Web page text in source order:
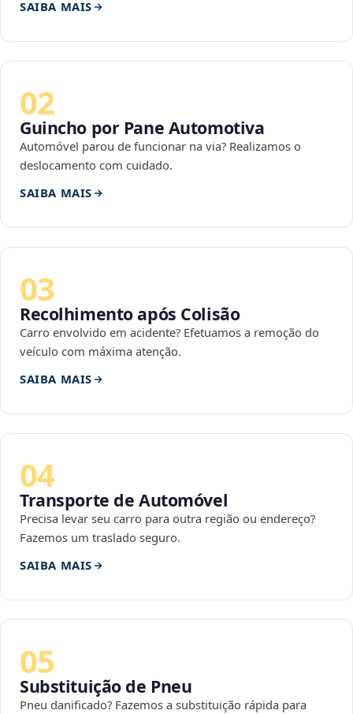
SAIBA MAIS
02
Guincho por Pane Automotiva
Automóvel parou de funcionar na via? Realizamos o
deslocamento com cuidado.
SAIBA MAIS
03
Recolhimento após Colisão
Carro envolvido em acidente? Efetuamos a remoção do
veículo com máxima atenção.
SAIBA MAIS
04
Transporte de Automóvel
Precisa levar seu carro para outra região ou endereço?
Fazemos um traslado seguro.
SAIBA MAIS
05
Substituição de Pneu
Pneu danificado? Fazemos a substituição rápida para